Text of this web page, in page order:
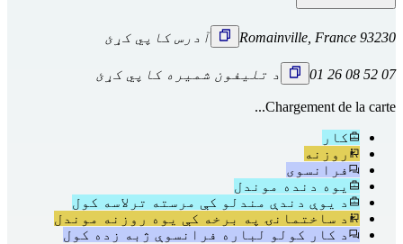
93230 Romainville, France آدرس کاپي کړئ
07 52 08 26 01 د تلیفون شمیره کاپي کړئ
Chargement de la carte...
کار
روزنه
فرانسوی
یوه دنده موندل
د یوې دندې مندلو کې مرسته ترلاسه کول
د ساختمانۍ په برخه کې یوه روزنه موندل
د کار کولو لباره فرانسوې ژبه زده کول